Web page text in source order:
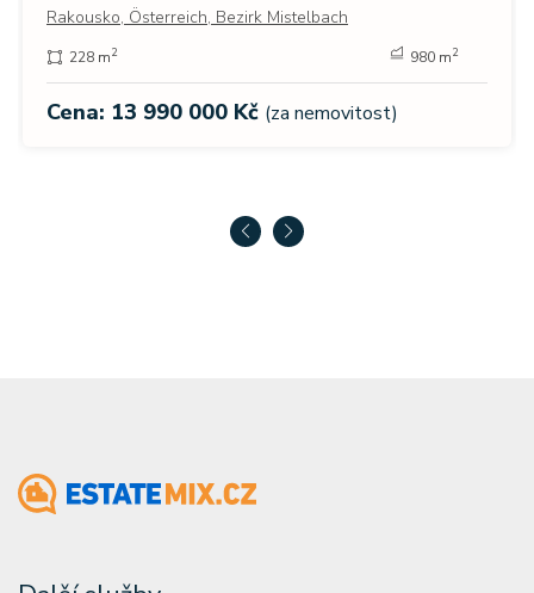
Rakousko, Österreich, Bezirk Mistelbach
228 m2 980 m2
Cena: 13 990 000 Kč (za nemovitost)